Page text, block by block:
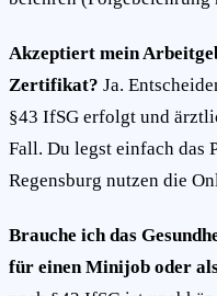
Akzeptiert mein
Zertifikat? Ja.
§43 IfSG erfolgt und
Fall. Du legst einfach das
Regensburg nutzen die
Brauche ich das
für einen Minijob oder